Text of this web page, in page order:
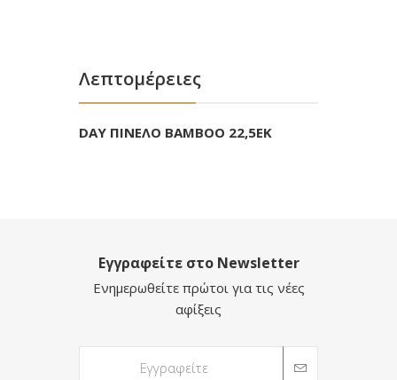
Λεπτομέρειες
DAY ΠΙΝΕΛΟ ΒΑΜΒΟΟ 22,5ΕΚ
Εγγραφείτε στο Newsletter
Ενημερωθείτε πρώτοι για τις νέες
αφίξεις